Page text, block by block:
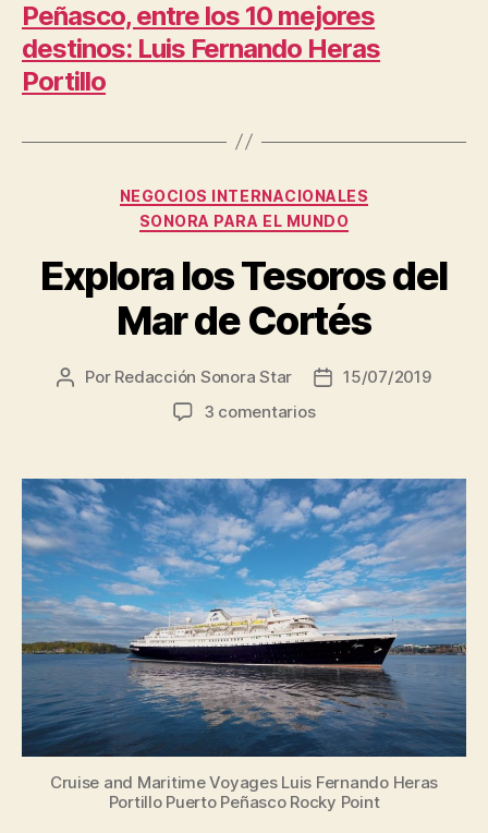
Peñasco, entre los 10 mejores
destinos: Luis Fernando Heras
Portillo
Categorías
NEGOCIOS INTERNACIONALES
SONORA PARA EL MUNDO
Explora los Tesoros del
Mar de Cortés
Autor
Por Redacción Sonora Star
Fecha15/07/2019
3 comentariosen
Tesoros
del
Mar
de
Cortés
Cruise and Maritime Voyages Luis Fernando Heras
Portillo Puerto Peñasco Rocky Point